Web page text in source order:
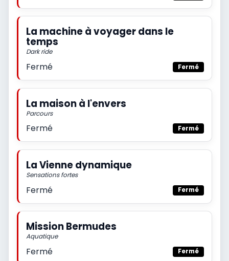
La machine à voyager dans le
temps
Dark ride
Fermé Fermé
La maison à l'envers
Parcours
Fermé Fermé
La Vienne dynamique
Sensations fortes
Fermé Fermé
Mission Bermudes
Aquatique
Fermé Fermé